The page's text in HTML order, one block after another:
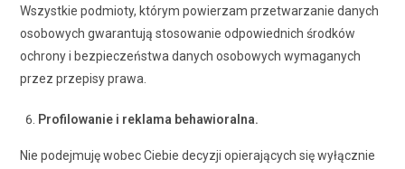
Wszystkie podmioty, którym powierzam przetwarzanie danych
osobowych gwarantują stosowanie odpowiednich środków
ochrony i bezpieczeństwa danych osobowych wymaganych
przez przepisy prawa.
Profilowanie i reklama behawioralna.
Nie podejmuję wobec Ciebie decyzji opierających się wyłącznie